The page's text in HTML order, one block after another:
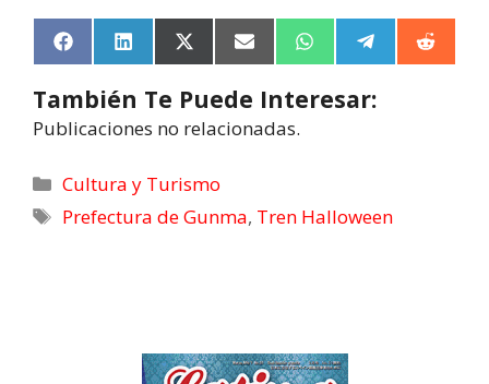
F
a
e
b
o
k
L
i
k
e
d
n
X
(
w
i
t
e
r
)
E
m
a
l
W
h
t
e
e
R
e
También Te Puede Interesar:
Publicaciones no relacionadas.
Cultura y Turismo
Prefectura de Gunma, Tren Halloween